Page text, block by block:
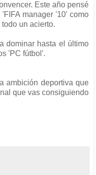
Este año pensé
manager '10' como
un acierto.
dominar hasta el último
'PC fútbol'.
ambición deportiva que
que vas consiguiendo